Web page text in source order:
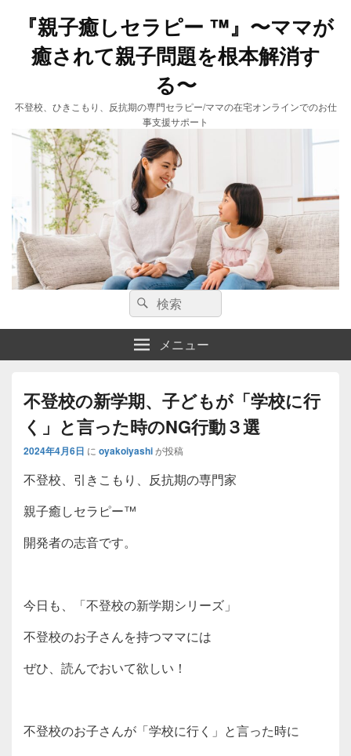
『親子癒しセラピー ™️』〜ママが
癒されて親子問題を根本解消す
る〜
不登校、ひきこもり、反抗期の専門セラピー/ママの在宅オンラインでのお仕
事支援サポート
検
索:
検
索
メニュー
不登校の新学期、子どもが「学校に行
く」と言った時のNG行動３選
2024年4月6日 に oyakoiyashiが投稿
不登校、引きこもり、反抗期の専門家
親子癒しセラピー™️
開発者の志音です。
今日も、「不登校の新学期シリーズ」
不登校のお子さんを持つママには
ぜひ、読んでおいて欲しい！
不登校のお子さんが「学校に行く」と言った時に